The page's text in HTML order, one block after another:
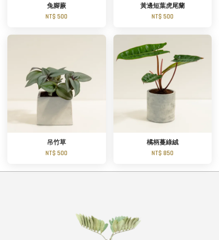
兔腳蕨
NT$ 500
黃邊短葉虎尾蘭
NT$ 500
吊竹草
NT$ 500
橘柄蔓綠絨
NT$ 850